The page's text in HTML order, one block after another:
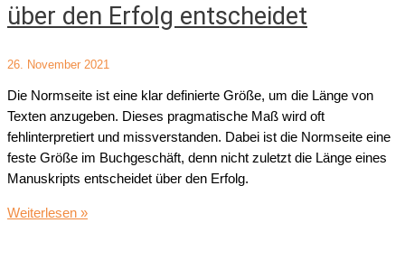
über den Erfolg entscheidet
26. November 2021
Die Normseite ist eine klar definierte Größe, um die Länge von
Texten anzugeben. Dieses pragmatische Maß wird oft
fehlinterpretiert und missverstanden. Dabei ist die Normseite eine
feste Größe im Buchgeschäft, denn nicht zuletzt die Länge eines
Manuskripts entscheidet über den Erfolg.
Normseite
Weiterlesen »